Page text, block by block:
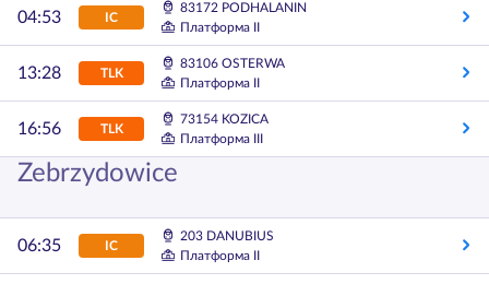
04:53 IC
83172 PODHALANIN
Платформа II
13:28 TLK
83106 OSTERWA
Платформа II
16:56 TLK
73154 KOZICA
Платформа III
Zebrzydowice
06:35 IC
203 DANUBIUS
Платформа II